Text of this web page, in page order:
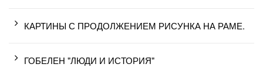
КАРТИНЫ С ПРОДОЛЖЕНИЕМ РИСУНКА НА РАМЕ.
ГОБЕЛЕН "ЛЮДИ И ИСТОРИЯ"